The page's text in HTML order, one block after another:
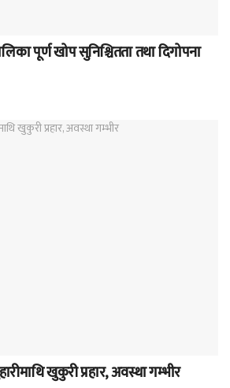
पूर्ण खोप सुनिश्चितता तथा दिगोपना
खुकुरी प्रहार, अवस्था गम्भीर